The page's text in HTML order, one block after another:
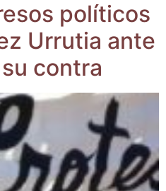
polí­ti­cos
Urru­tia ante
contra